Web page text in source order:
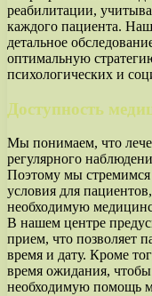
реабилитации,
каждого пациента.
детальное
оптимальную
психологических и
Доступность
Мы понимаем, что
регулярного
Поэтому мы стремимся
условия для
необходимую
В нашем центре
прием, что позволяет
время и дату. Кроме
время ожидания,
необходимую помощь